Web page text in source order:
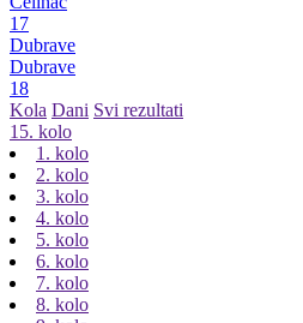
17
Dubrave
Dubrave
18
Kola Dani Svi rezultati
15. kolo
1. kolo
2. kolo
3. kolo
4. kolo
5. kolo
6. kolo
7. kolo
8. kolo